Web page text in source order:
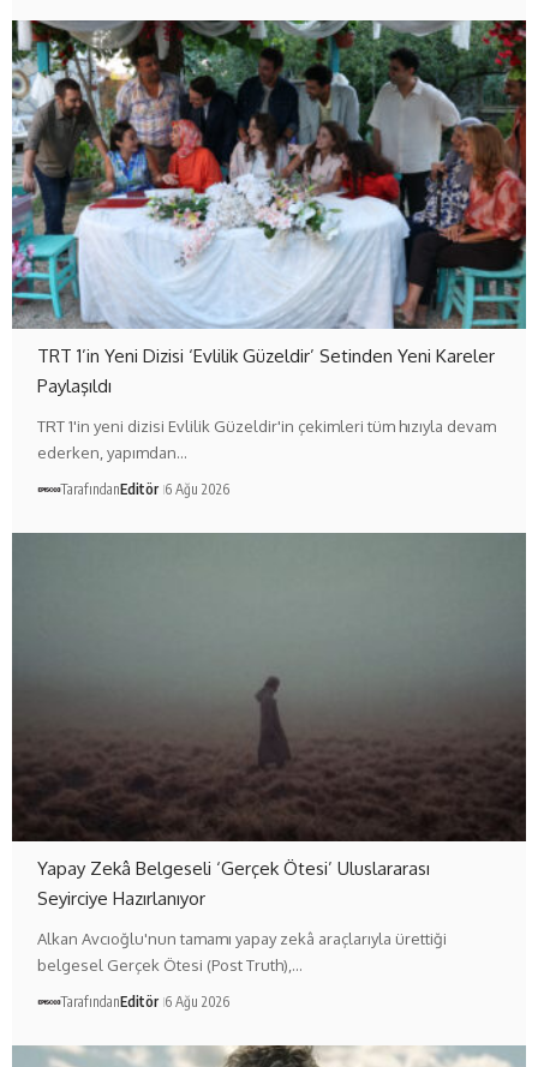
TRT 1’in Yeni Dizisi ‘Evlilik Güzeldir’ Setinden Yeni Kareler
Paylaşıldı
TRT 1'in yeni dizisi Evlilik Güzeldir'in çekimleri tüm hızıyla devam
ederken, yapımdan…
TarafındanEditör 6 Ağu 2026
Yapay Zekâ Belgeseli ‘Gerçek Ötesi’ Uluslararası
Seyirciye Hazırlanıyor
Alkan Avcıoğlu'nun tamamı yapay zekâ araçlarıyla ürettiği
belgesel Gerçek Ötesi (Post Truth),…
TarafındanEditör 6 Ağu 2026